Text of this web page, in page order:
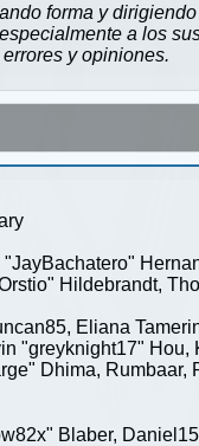
forma y
a los
y opiniones.
Hildebrandt,
Eliana
"greyknight17" Hou,
Dhima, Rumbaar,
Blaber,